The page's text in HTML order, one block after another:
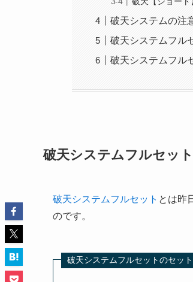
破天システムの注
破天システムフル
破天システムフル
破天システムフルセッ
破天システムフルセット とは昨
のです。
破天システムフルセットのセッ